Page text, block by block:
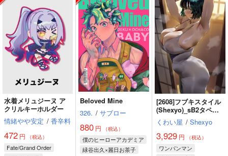
水着メリュジーヌ ア
クリルキーホルダー
情緒やや安定 / 香辛料
472 円 （税込）
Fate/Grand Order
Beloved Mine
326. / サブロー
880 円 （税込）
僕のヒーローアカデミア
緑谷出久×麗日お茶子
[2608]フブキスタイル
(Shexyo)_sB2タペス
トリー
くわい屋 / Shexyo
3,929円 （税込）
ワンパンマン